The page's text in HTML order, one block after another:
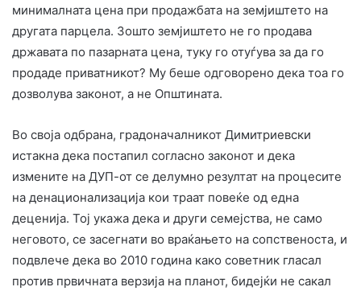
минималната цена при продажбата на земјиштето на
другата парцела. Зошто земјиштето не го продава
државата по пазарната цена, туку го отуѓува за да го
продаде приватникот? Му беше одговорено дека тоа го
дозволува законот, а не Општината.
Во своја одбрана, градоначалникот Димитриевски
истакна дека постапил согласно законот и дека
измените на ДУП-от се делумно резултат на процесите
на денационализација кои траат повеќе од една
деценија. Тој укажа дека и други семејства, не само
неговото, се засегнати во враќањето на сопственоста, и
подвлече дека во 2010 година како советник гласал
против првичната верзија на планот, бидејќи не сакал